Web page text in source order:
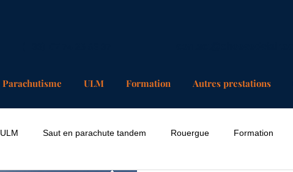
Parachutisme ULM Formation Autres prestations
ULM Saut en parachute tandem Rouergue Formation